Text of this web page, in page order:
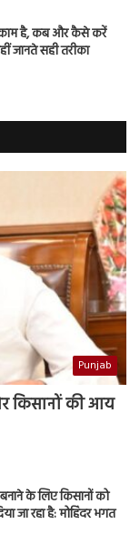
काम है, कब और कैसे करें
जानते सही तरीका
Punjab
किसानों की आय
के लिए किसानों को
जा रहा है: मोहिंदर भगत